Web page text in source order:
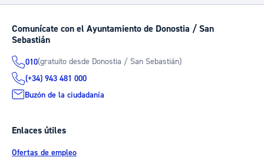
Comunícate con el Ayuntamiento de Donostia / San
Sebastián
010(gratuito desde Donostia / San Sebastián)
(+34) 943 481 000
Buzón de la ciudadanía
Enlaces útiles
Ofertas de empleo